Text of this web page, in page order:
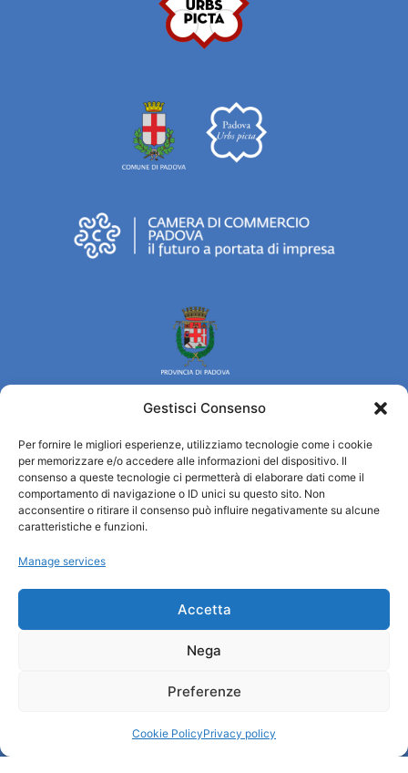
Gestisci Consenso
Per fornire le migliori esperienze, utilizziamo tecnologie come i cookie
per memorizzare e/o accedere alle informazioni del dispositivo. Il
consenso a queste tecnologie ci permetterà di elaborare dati come il
comportamento di navigazione o ID unici su questo sito. Non
acconsentire o ritirare il consenso può influire negativamente su alcune
caratteristiche e funzioni.
Manage services
Accetta
Nega
Preferenze
Cookie PolicyPrivacy policy
Turismo Padova
Qui sommes-nous ?
Information et accueil des tourist / IAT
Cookie Policy (UE)